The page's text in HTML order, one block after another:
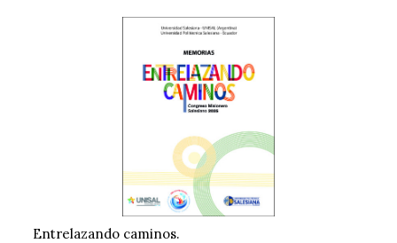
Entrelazando caminos.